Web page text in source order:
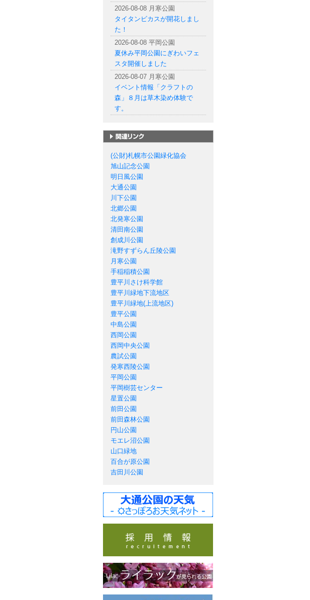
2026-08-08 月寒公園
タイタンビカスが開花しまし
た！
2026-08-08 平岡公園
夏休み平岡公園にぎわいフェ
スタ開催しました
2026-08-07 月寒公園
イベント情報「クラフトの
森」８月は草木染め体験で
す。
(公財)札幌市公園緑化協会
旭山記念公園
明日風公園
大通公園
川下公園
北郷公園
北発寒公園
清田南公園
創成川公園
滝野すずらん丘陵公園
月寒公園
手稲稲積公園
豊平川さけ科学館
豊平川緑地下流地区
豊平川緑地(上流地区)
豊平公園
中島公園
西岡公園
西岡中央公園
農試公園
発寒西陵公園
平岡公園
平岡樹芸センター
星置公園
前田公園
前田森林公園
円山公園
モエレ沼公園
山口緑地
百合が原公園
吉田川公園